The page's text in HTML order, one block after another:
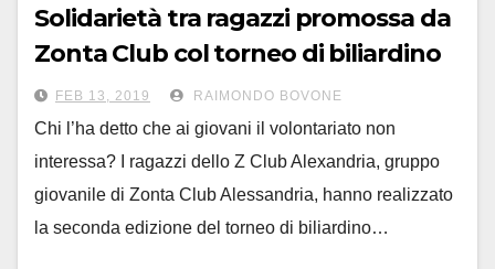
Solidarietà tra ragazzi promossa da
Zonta Club col torneo di biliardino
FEB 13, 2019 RAIMONDO BOVONE
Chi l’ha detto che ai giovani il volontariato non
interessa? I ragazzi dello Z Club Alexandria, gruppo
giovanile di Zonta Club Alessandria, hanno realizzato
la seconda edizione del torneo di biliardino…